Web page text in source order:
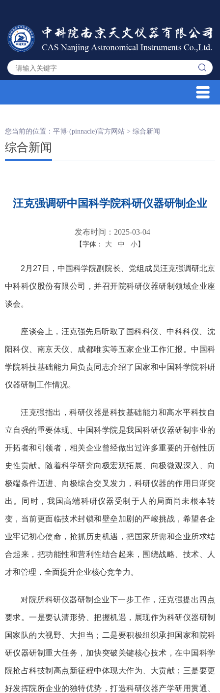
您当前的位置： 平博·(pinnacle)官方网站 > 综合新闻
综合新闻
汪克强调研中国科学院科研仪器研制企业
发布时间：2025-03-04
【字体： 大 中 小】
2月27日，中国科学院副院长、党组成员汪克强调研北京
中科科仪股份有限公司，并召开院科研仪器研制领域企业座
谈会。
座谈会上，汪克强先后听取了国科科仪、中科科仪、沈
阳科仪、南京天仪、成都唯实等五家企业工作汇报。中国科
学院科技基础能力局负责同志介绍了国家和中国科学院科研
仪器研制工作情况。
汪克强指出，科研仪器是科技基础能力和高水平科技自
立自强的重要体现。中国科学院是我国科研仪器研制事业的
开拓者和引领者，相关企业曾经做出过许多重要的开创性历
史性贡献。随着科学研究向极宏观拓展、向极微观深入、向
极端条件迈进、向极综合交叉发力，科研仪器的作用日渐突
出。同时，我国高端科研仪器受制于人的局面尚未根本转
变，当前更面临技术封锁和壁垒加剧的严峻挑战，希望各企
业牢记初心使命，抢抓历史机遇，把国家所需和企业所求结
合起来，把功能性和营利性结合起来，围绕战略、技术、人
才和管理，全面提升企业核心竞争力。
对院所科研仪器研制企业下一步工作，汪克强提出四点
要求。一是要认清形势、把握机遇，展现作为科研仪器研制
国家队的大视野、大担当；二是要积极组织承担国家和院科
研仪器研制重大任务，加快突破关键核心技术，在中国科学
院抢占科技制高点新征程中体现大作为、大贡献；三是要更
好发挥院所企业的独特优势，打造科研仪器产学研用贯通、